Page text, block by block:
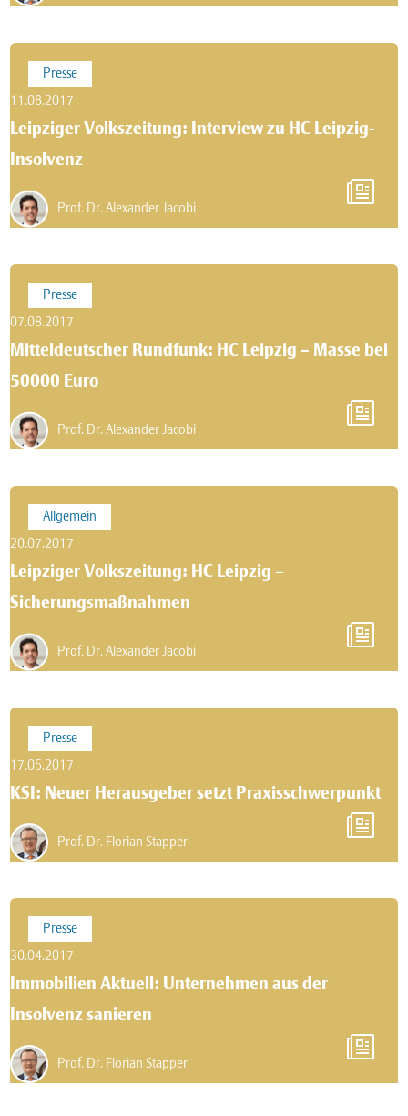
Presse
11.08.2017
Leipziger Volkszeitung: Interview zu HC Leipzig-
Insolvenz
Prof. Dr. Alexander Jacobi
Presse
07.08.2017
Mitteldeutscher Rundfunk: HC Leipzig – Masse bei
50000 Euro
Prof. Dr. Alexander Jacobi
Allgemein
20.07.2017
Leipziger Volkszeitung: HC Leipzig –
Sicherungsmaßnahmen
Prof. Dr. Alexander Jacobi
Presse
17.05.2017
KSI: Neuer Herausgeber setzt Praxisschwerpunkt
Prof. Dr. Florian Stapper
Presse
30.04.2017
Immobilien Aktuell: Unternehmen aus der
Insolvenz sanieren
Prof. Dr. Florian Stapper